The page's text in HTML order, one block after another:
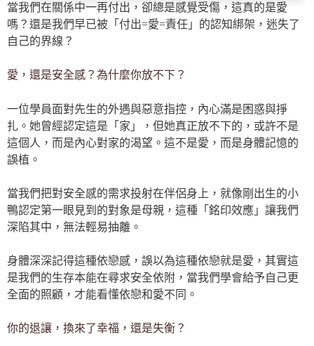
當我們在關係中一再付出，卻總是感覺受傷，這真的是愛
嗎？還是我們早已被「付出=愛=責任」的認知綁架，迷失了
自己的界線？
愛，還是安全感？為什麼你放不下？
一位學員面對先生的外遇與惡意指控，內心滿是困惑與掙
扎。她曾經認定這是「家」，但她真正放不下的，或許不是
這個人，而是內心對家的渴望。這不是愛，而是身體記憶的
誤植。
當我們把對安全感的需求投射在伴侶身上，就像剛出生的小
鴨認定第一眼見到的對象是母親，這種「銘印效應」讓我們
深陷其中，無法輕易抽離。
身體深深記得這種依戀感，誤以為這種依戀就是愛，其實這
是我們的生存本能在尋求安全依附，當我們學會給予自己更
全面的照顧，才能看懂依戀和愛不同。
你的退讓，換來了幸福，還是失衡？